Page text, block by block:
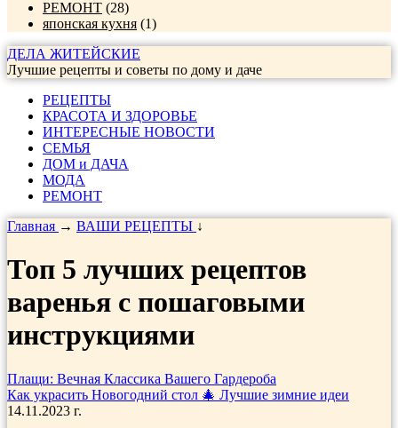
РЕМОНТ (28)
японская кухня (1)
ДЕЛА ЖИТЕЙСКИЕ
Лучшие рецепты и советы по дому и даче
РЕЦЕПТЫ
КРАСОТА И ЗДОРОВЬЕ
ИНТЕРЕСНЫЕ НОВОСТИ
СЕМЬЯ
ДОМ и ДАЧА
МОДА
РЕМОНТ
Главная → ВАШИ РЕЦЕПТЫ ↓
Топ 5 лучших рецептов
варенья с пошаговыми
инструкциями
Плащи: Вечная Классика Вашего Гардероба
Как украсить Новогодний стол 🎄 Лучшие зимние идеи
14.11.2023 г.